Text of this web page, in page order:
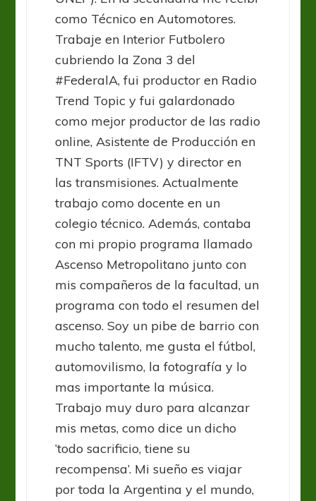
como Técnico en Automotores.
Trabaje en Interior Futbolero
cubriendo la Zona 3 del
#FederalA, fui productor en Radio
Trend Topic y fui galardonado
como mejor productor de las radio
online, Asistente de Producción en
TNT Sports (IFTV) y director en
las transmisiones. Actualmente
trabajo como docente en un
colegio técnico. Además, contaba
con mi propio programa llamado
Ascenso Metropolitano junto con
mis compañeros de la facultad, un
programa con todo el resumen del
ascenso. Soy un pibe de barrio con
mucho talento, me gusta el fútbol,
automovilismo, la fotografía y lo
mas importante la música.
Trabajo muy duro para alcanzar
mis metas, como dice un dicho
‘todo sacrificio, tiene su
recompensa’. Mi sueño es viajar
por toda la Argentina y el mundo,